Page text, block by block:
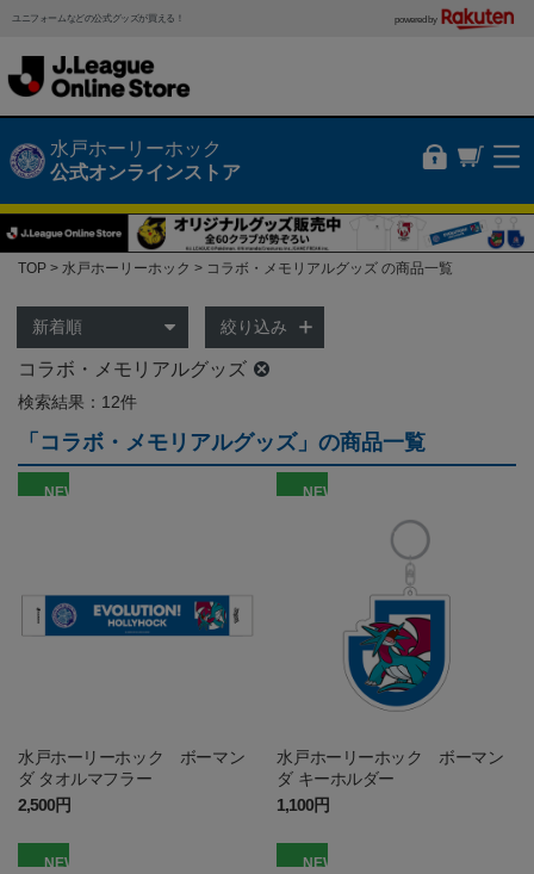
ユニフォームなどの公式グッズが買える！ powered by
水戸ホーリーホック
公式オンラインストア
TOP 水戸ホーリーホック コラボ・メモリアルグッズ の商品一覧
絞り込み
コラボ・メモリアルグッズ
検索結果：12件
「コラボ・メモリアルグッズ」の商品一覧
NEW
水戸ホーリーホック ボーマン
ダ タオルマフラー
2,500円
NEW
水戸ホーリーホック ボーマン
ダ キーホルダー
1,100円
NEW NEW